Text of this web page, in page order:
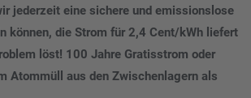
jederzeit eine sichere und emissionslose
können, die Strom für 2,4 Cent/kWh liefert
löst! 100 Jahre Gratisstrom oder
Atommüll aus den Zwischenlagern als